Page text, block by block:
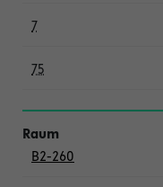
7
75
B2-260